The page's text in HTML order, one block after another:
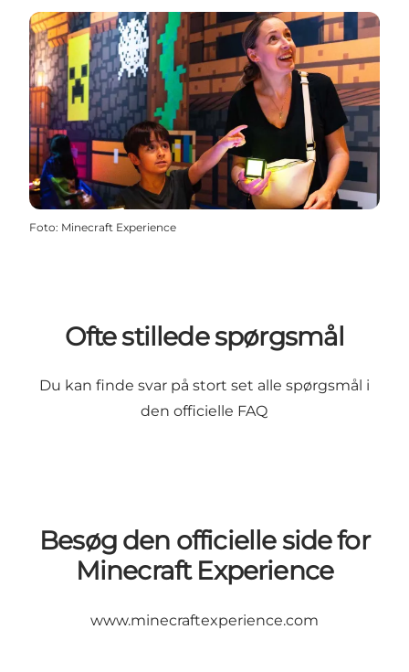
Foto: Minecraft Experience
Ofte stillede spørgsmål
Du kan finde svar på stort set alle spørgsmål i
denofficielle FAQ
Besøg den officielle side for
Minecraft Experience
www.minecraftexperience.com